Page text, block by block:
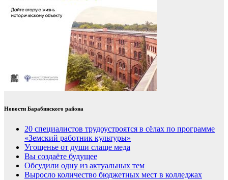
Новости Барабинского района
20 специалистов трудоустроятся в сёлах по программе
«Земский работник культуры»
Угощенье от души слаще меда
Вы создаёте будущее
Обсудили одну из актуальных тем
Выросло количество бюджетных мест в колледжах